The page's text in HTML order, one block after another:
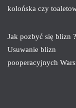
kolońska czy
Jak pozbyć się blizn ?
Usuwanie blizn
pooperacyjnych